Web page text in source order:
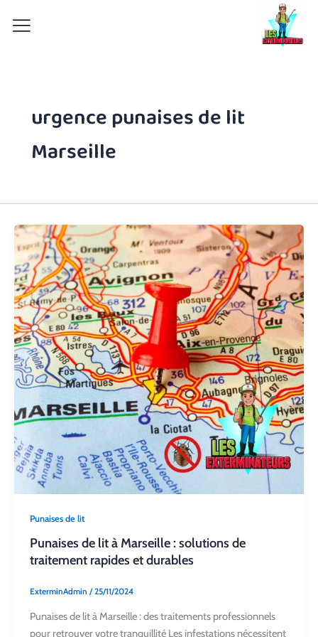
urgence punaises de lit
Marseille
Punaises de lit
Punaises de lit à Marseille : solutions de
traitement rapides et durables
ExterminAdmin /25/11/2024
Punaises de lit à Marseille : des traitements professionnels
pour retrouver votre tranquillité Les infestations nécessitent